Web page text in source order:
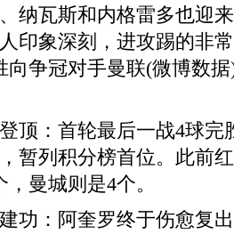
纳瓦斯和内格雷多也迎
印象深刻，进攻踢的非
向争冠对手曼联(微博数
：首轮最后一战4球完
暂列积分榜首位。此前
曼城则是4个。
：阿奎罗终于伤愈复出